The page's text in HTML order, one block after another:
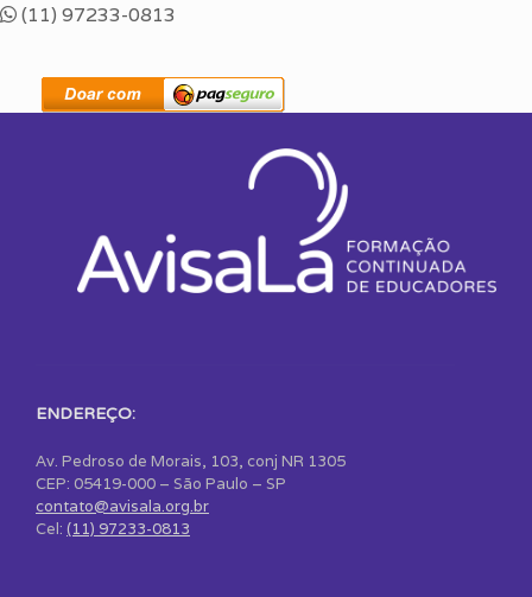
(11) 97233-0813
ENDEREÇO:
Av. Pedroso de Morais, 103, conj NR 1305
CEP: 05419-000 – São Paulo – SP
contato@avisala.org.br
Cel: (11) 97233-0813